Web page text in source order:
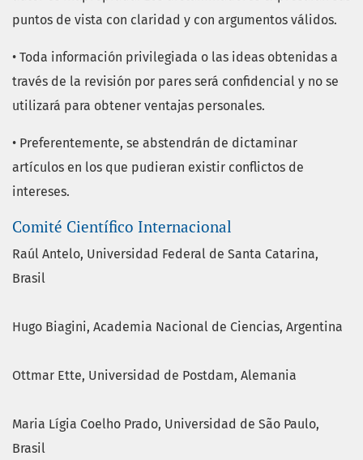
puntos de vista con claridad y con argumentos válidos.
• Toda información privilegiada o las ideas obtenidas a
través de la revisión por pares será confidencial y no se
utilizará para obtener ventajas personales.
• Preferentemente, se abstendrán de dictaminar
artículos en los que pudieran existir conflictos de
intereses.
Comité Científico Internacional
Raúl Antelo, Universidad Federal de Santa Catarina,
Brasil
Hugo Biagini, Academia Nacional de Ciencias, Argentina
Ottmar Ette, Universidad de Postdam, Alemania
Maria Lígia Coelho Prado, Universidad de São Paulo,
Brasil